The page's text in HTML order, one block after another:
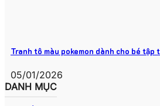
Tranh tô màu pokemon dành cho bé tập
05/01/2026
DANH MỤC